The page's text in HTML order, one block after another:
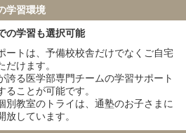
学習環境
の学習も選択可能
ートは、予備校校舎だけでなくご自宅
けます。
誇る医学部専門チームの学習サポート
ことが可能です。
別教室のトライは、通塾のお子さまに
しています。